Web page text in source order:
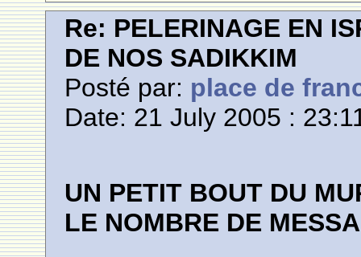
Re: PELERINAGE EN
DE NOS SADIKKIM
Posté par: place de
Date: 21 July 2005 :
UN PETIT BOUT DU
LE NOMBRE DE